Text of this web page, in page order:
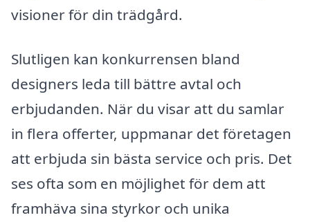
visioner för din trädgård.
Slutligen kan konkurrensen bland
designers leda till bättre avtal och
erbjudanden. När du visar att du samlar
in flera offerter, uppmanar det företagen
att erbjuda sin bästa service och pris. Det
ses ofta som en möjlighet för dem att
framhäva sina styrkor och unika